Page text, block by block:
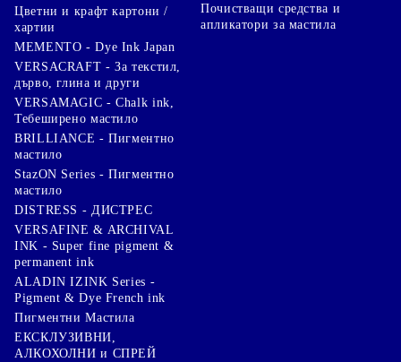
Цветни и крафт картони /
хартии
Почистващи средства и
апликатори за мастила
MEMENTO - Dye Ink Japan
VERSACRAFT - За текстил,
дърво, глина и други
VERSAMAGIC - Chalk ink,
Тебеширено мастило
BRILLIANCE - Пигментно
мастило
StazON Series - Пигментно
мастило
DISTRESS - ДИСТРЕС
VERSAFINE & ARCHIVAL
INK - Super fine pigment &
permanent ink
ALADIN IZINK Series -
Pigment & Dye French ink
Пигментни Мастила
ЕКСКЛУЗИВНИ,
АЛКОХОЛНИ и СПРЕЙ